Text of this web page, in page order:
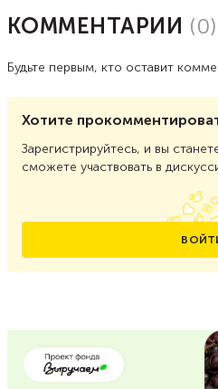
КОММЕНТАРИИ (0)
Будьте первым, кто оставит
Хотите
Зарегистрируйтесь, и вы
сможете участвовать в